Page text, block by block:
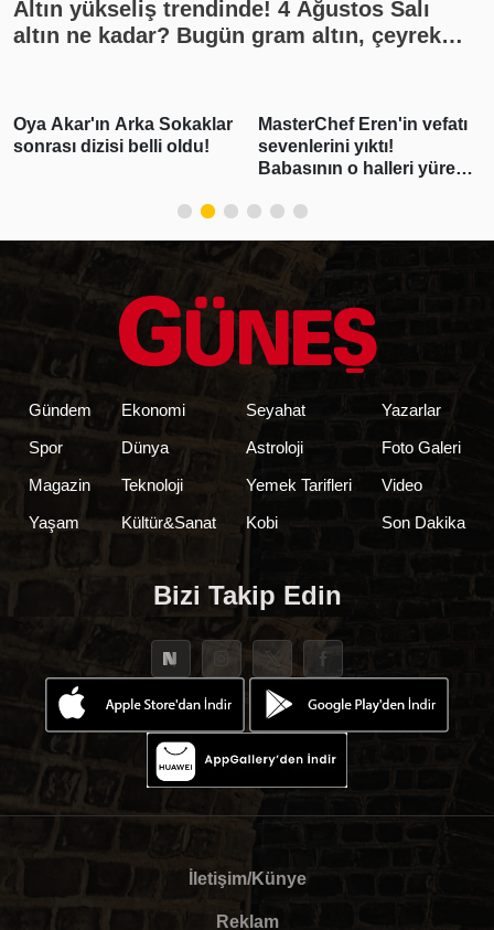
Altın yükseliş trendinde! 4 Ağustos Salı
altın ne kadar? Bugün gram altın, çeyrek
rakamları, canlı takip
Oya Akar'ın Arka Sokaklar
sonrası dizisi belli oldu!
MasterChef Eren'in vefatı
sevenlerini yıktı!
Babasının o halleri yürek
Gündem
Spor
Magazin
Yaşam
Ekonomi
Dünya
Teknoloji
Kültür&Sanat
Seyahat
Astroloji
Yemek Tarifleri
Kobi
Yazarlar
Foto Galeri
Video
Son Dakika
Bizi Takip Edin
İletişim/Künye
Reklam